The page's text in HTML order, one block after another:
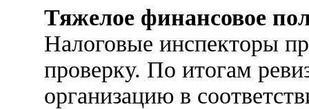
Тяжелое финансовое
Налоговые инспекторы
проверку. По итогам
организацию в